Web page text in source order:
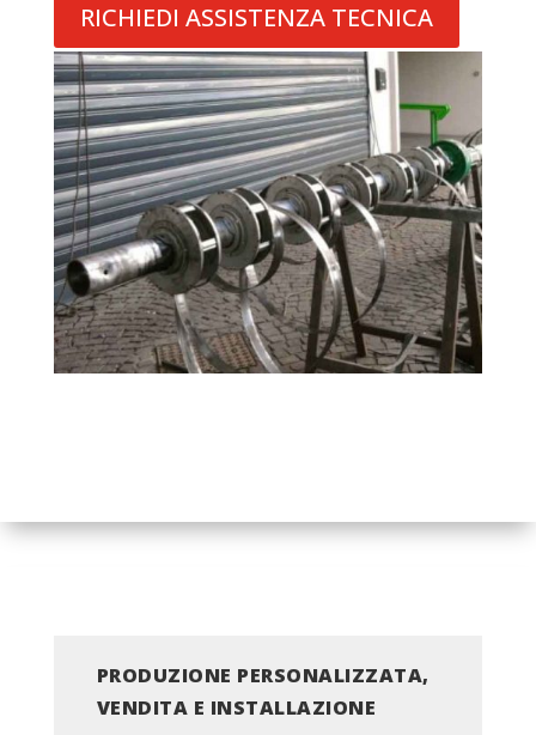
RICHIEDI ASSISTENZA TECNICA
PRODUZIONE PERSONALIZZATA,
VENDITA E INSTALLAZIONE